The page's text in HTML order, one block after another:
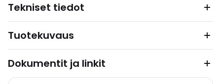
Tekniset tiedot
Tuotekuvaus
Dokumentit ja linkit